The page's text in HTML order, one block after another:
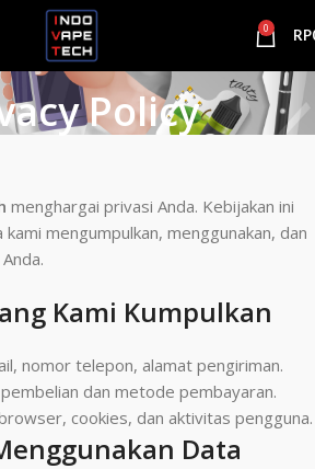
0 RP
Policy
menghargai privasi Anda. Kebijakan ini
mengumpulkan, menggunakan, dan
Kami Kumpulkan
nomor telepon, alamat pengiriman.
dan metode pembayaran.
cookies, dan aktivitas pengguna.
Data